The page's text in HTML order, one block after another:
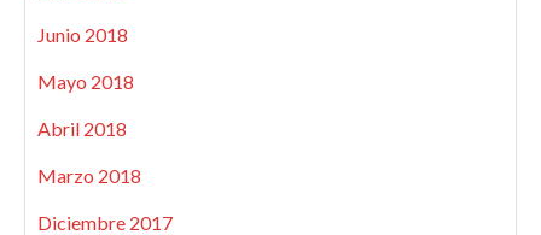
Junio 2018
Mayo 2018
Abril 2018
Marzo 2018
Diciembre 2017